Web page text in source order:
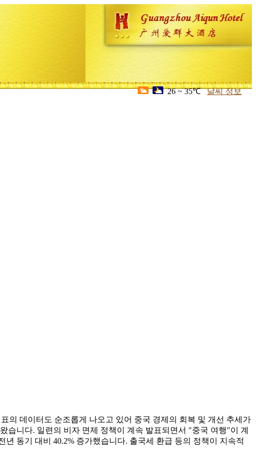
26 ~ 35℃ 날씨 정보
의 데이터도 순조롭게 나오고 있어 중국 경제의 회복 및 개선 추세가
습니다. 일련의 비자 면제 정책이 계속 발표되면서 "중국 여행"이 계
동기 대비 40.2% 증가했습니다. 출국세 환급 등의 정책이 지속적